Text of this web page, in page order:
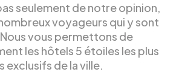
seulement de notre opinion,
voyageurs qui y sont
vous permettons de
les hôtels 5 étoiles les plus
exclusifs de la ville.